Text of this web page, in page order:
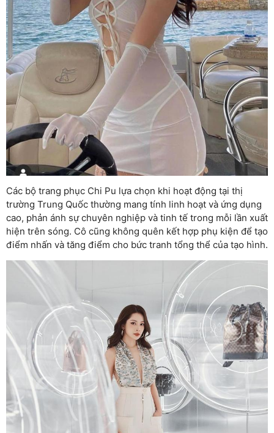
Các bộ trang phục Chi Pu lựa chọn khi hoạt động tại thị
trường Trung Quốc thường mang tính linh hoạt và ứng dụng
cao, phản ánh sự chuyên nghiệp và tinh tế trong mỗi lần xuất
hiện trên sóng. Cô cũng không quên kết hợp phụ kiện để tạo
điểm nhấn và tăng điểm cho bức tranh tổng thể của tạo hình.